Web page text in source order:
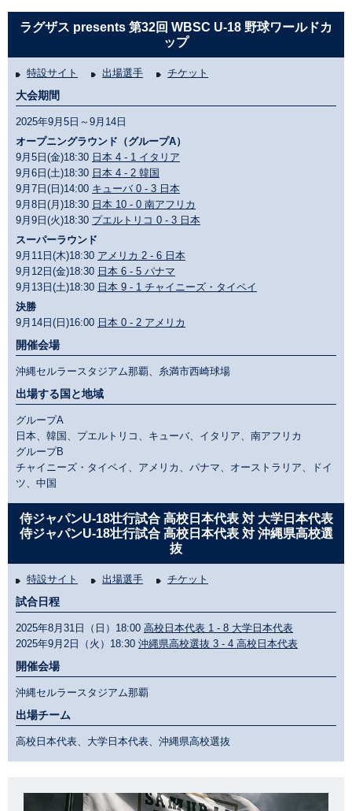
ラグザス presents 第32回 WBSC U-18 野球ワールドカ
ップ
特設サイト 出場選手 チケット
大会期間
2025年9月5日～9月14日
オープニングラウンド（グループA）
9月5日(金)18:30 日本 4 - 1 イタリア
9月6日(土)18:30 日本 4 - 2 韓国
9月7日(日)14:00 キューバ 0 - 3 日本
9月8日(月)18:30 日本 10 - 0 南アフリカ
9月9日(火)18:30 プエルトリコ 0 - 3 日本
スーパーラウンド
9月11日(木)18:30 アメリカ 2 - 6 日本
9月12日(金)18:30 日本 6 - 5 パナマ
9月13日(土)18:30 日本 9 - 1 チャイニーズ・タイペイ
決勝
9月14日(日)16:00 日本 0 - 2 アメリカ
開催会場
沖縄セルラースタジアム那覇、糸満市西崎球場
出場する国と地域
グループA
日本、韓国、プエルトリコ、キューバ、イタリア、南アフリカ
グループB
チャイニーズ・タイペイ、アメリカ、パナマ、オーストラリア、ドイ
ツ、中国
侍ジャパンU-18壮行試合 高校日本代表 対 大学日本代表
侍ジャパンU-18壮行試合 高校日本代表 対 沖縄県高校選
抜
特設サイト 出場選手 チケット
試合日程
2025年8月31日（日）18:00 高校日本代表 1 - 8 大学日本代表
2025年9月2日（火）18:30 沖縄県高校選抜 3 - 4 高校日本代表
開催会場
沖縄セルラースタジアム那覇
出場チーム
高校日本代表、大学日本代表、沖縄県高校選抜